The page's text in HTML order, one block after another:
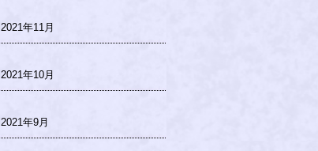
2021年11月
2021年10月
2021年9月